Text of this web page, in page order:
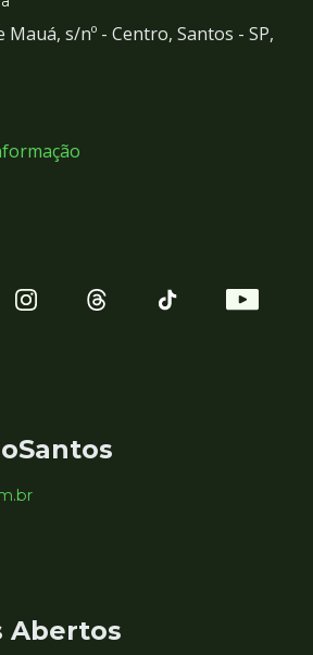
Mauá, s/nº - Centro, Santos - SP,
Abertos